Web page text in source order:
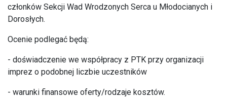
członków Sekcji Wad Wrodzonych Serca u Młodocianych i
Dorosłych.
Ocenie podlegać będą:
- doświadczenie we współpracy z PTK przy organizacji
imprez o podobnej liczbie uczestników
- warunki finansowe oferty/rodzaje kosztów.